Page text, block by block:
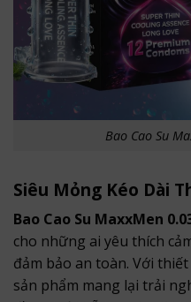
Bao Cao Su
Siêu Mỏng Kéo Dài
Bao Cao Su MaxxMen
cho những ai yêu thích
đảm bảo an toàn. Với
sản phẩm mang lại trải